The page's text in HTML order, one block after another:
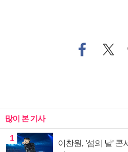
많이 본 기사
1
이찬원, '섬의 날'